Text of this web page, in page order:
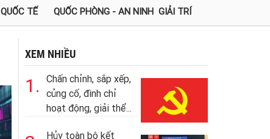
QUỐC TẾ QUỐC PHÒNG - AN NINH GIẢI TRÍ
XEM NHIỀU
1.
Chấn chỉnh, sắp xếp,
củng cố, đình chỉ
hoạt động, giải thể...
Hủy toàn bộ kết